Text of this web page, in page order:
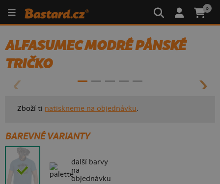
0
ALFASUMEC MODRÉ PÁNSKÉ
TRIČKO
- 70%
Zboží ti natiskneme na objednávku.
BAREVNÉ VARIANTY
další barvy
na
objednávku